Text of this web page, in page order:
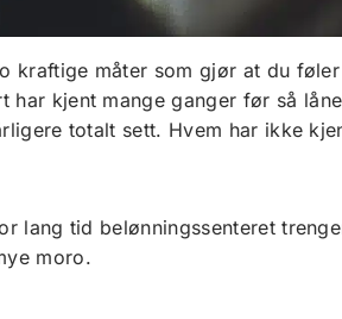
kraftige måter som gjør at du
har kjent mange ganger før så
totalt sett. Hvem har ikke
lang tid belønningssenteret
moro.